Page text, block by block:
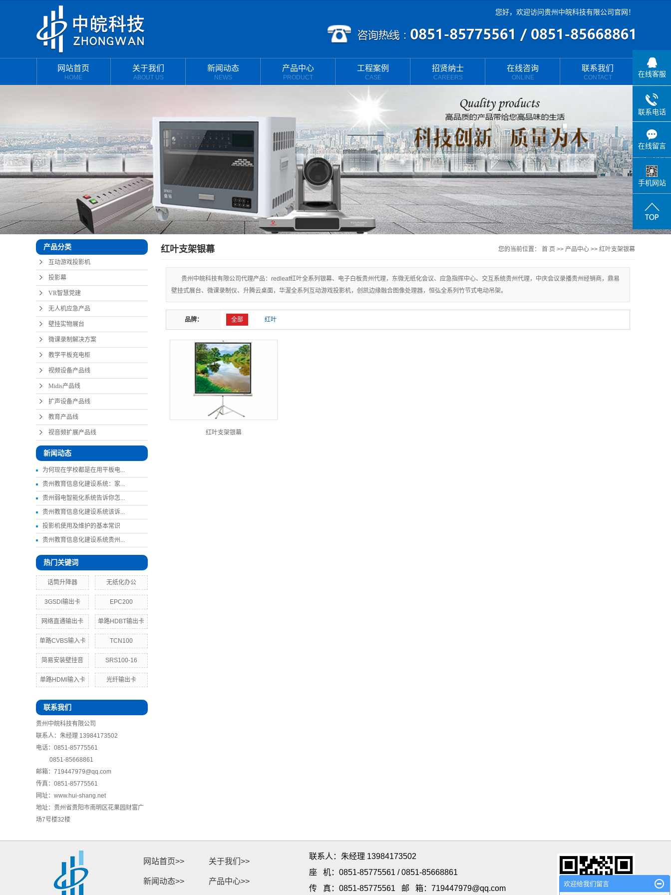
您好，欢迎访问贵州中皖科技有限公司官网！
网站首页
HOME
关于我们
ABOUT US
公司架构
领导致辞
新闻动态
NEWS
常见问题
产品中心
PRODUCT
VR智慧党建
无人机应急产品
壁挂实物展台
微课录制解决方案
教学平板充电柜
视频设备产品线
视音频扩展产品线
工程案例
CASE
工程案例
招贤纳士
CAREERS
在线咨询
ONLINE
联系我们
CONTACT
产品分类
互动游戏投影机
投影幕
VR智慧党建
无人机应急产品
壁挂实物展台
微课录制解决方案
教学平板充电柜
视频设备产品线
Midis产品线
扩声设备产品线
教育产品线
视音频扩展产品线
新闻动态
为何现在学校都是在用平板电...
贵州教育信息化建设系统：家...
贵州弱电智能化系统告诉你怎...
贵州教育信息化建设系统该诉...
投影机使用及维护的基本常识
贵州教育信息化建设系统贵州...
热门关键词
话筒升降器 无纸化办公
3GSDI输出卡 EPC200
网络直通输出卡 单路HDBT输出卡
单路CVBS输入卡 TCN100
简易安装壁挂音 SRS100-16
单路HDMI输入卡 光纤输出卡
联系我们
贵州中皖科技有限公司
联系人：朱经理 13984173502
电话：0851-85775561
0851-85668861
邮箱：719447979@qq.com
传真：0851-85775561
网址：www.hui-shang.net
地址：贵州省贵阳市南明区花果园财富广
场7号楼32楼
红叶支架银幕 您的当前位置： 首 页 >> 产品中心 >> 红叶支架银幕
贵州中皖科技有限公司代理产品：redleaf红叶全系列银幕、电子白板贵州代理，东微无纸化会议、应急指挥中心、交互系统贵州代理，中庆会议录播贵州经销商，鼎易
壁挂式展台、微课录制仪、升腾云桌面，华渥全系列互动游戏投影机，创凯边缘融合图像处理器，恒弘全系列竹节式电动吊架。
品牌： 全部 红叶
红叶支架银幕
网站首页>> 关于我们>>
新闻动态>> 产品中心>>
联系人：朱经理 13984173502
座 机：0851-85775561 / 0851-85668861
传 真：0851-85775561 邮 箱：719447979@qq.com
在线客服
联系电话
在线留言
手机网站
欢迎给我们留言